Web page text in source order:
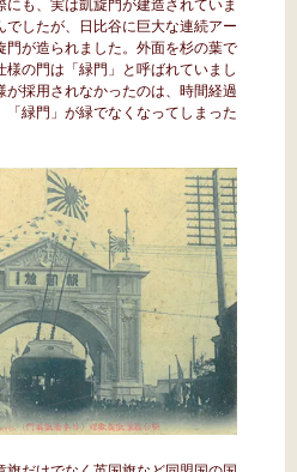
でしたが、日比谷に巨大な連続アー
が造られました。外面を杉の葉で
の門は「緑門」と呼ばれていまし
採用されなかったのは、時間経過
「緑門」が緑でなくなってしまった